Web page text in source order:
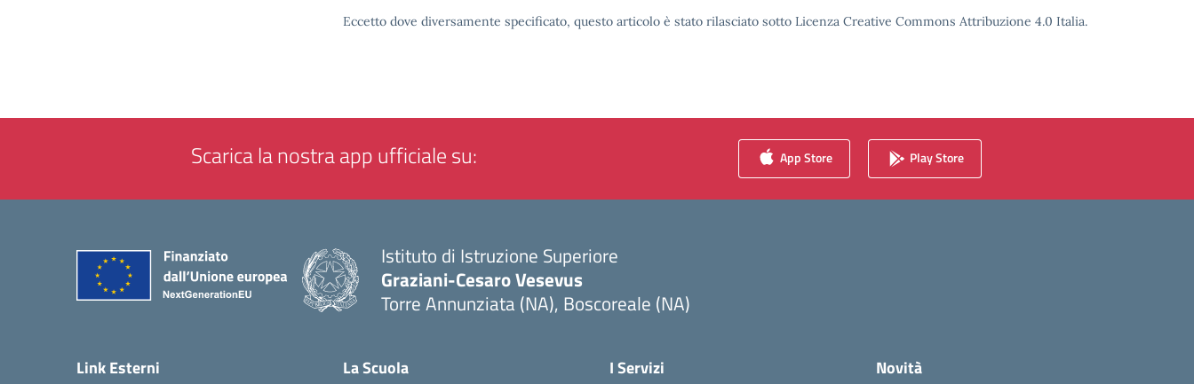
Eccetto dove diversamente specificato, questo articolo è stato rilasciato sotto Licenza Creative Commons Attribuzione 4.0 Italia.
Scarica la nostra app ufficiale su: App Store Play Store
Istituto di Istruzione Superiore
Graziani-Cesaro Vesevus
Torre Annunziata (NA), Boscoreale (NA)
Link Esterni La Scuola I Servizi Novità